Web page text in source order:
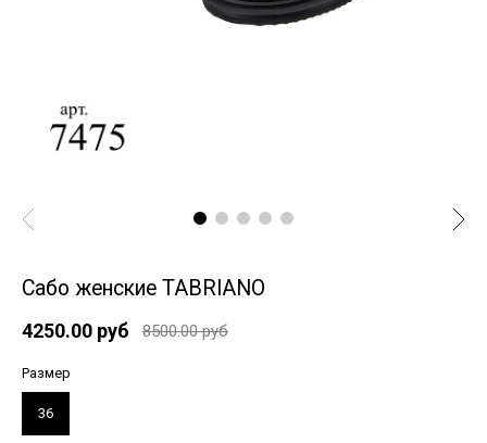
Сабо женские TABRIANO
4250.00 руб 8500.00 руб
Размер
36